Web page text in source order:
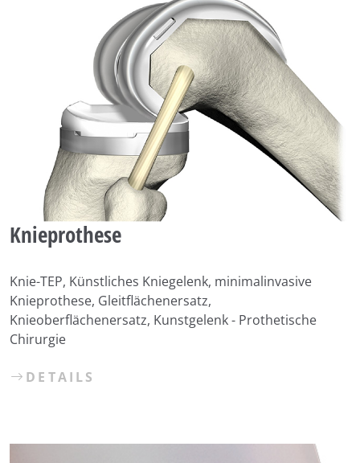
Knieprothese
Knie-TEP, Künstliches Kniegelenk, minimalinvasive
Knieprothese, Gleitflächenersatz,
Knieoberflächenersatz, Kunstgelenk - Prothetische
Chirurgie
DETAILS